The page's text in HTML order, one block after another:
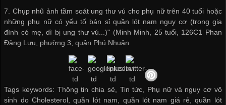
7. Chụp nhũ ảnh tầm soát ung thư vú cho phụ nữ trên 40 tuổi hoặc
những phụ nữ có yếu tố bán sỉ quần lót nam nguy cơ (trong gia
đình có mẹ, dì bị ung thư vú...)" (Minh Minh, 25 tuổi, 126C1 Phan
Đăng Lưu, phường 3, quận Phú Nhuận
Tags keywords: Thông tin chia sẻ, Tin tức, Phụ nữ và nguy cơ vô
sinh do Cholesterol, quần lót nam, quần lót nam giá rẻ, quần lót